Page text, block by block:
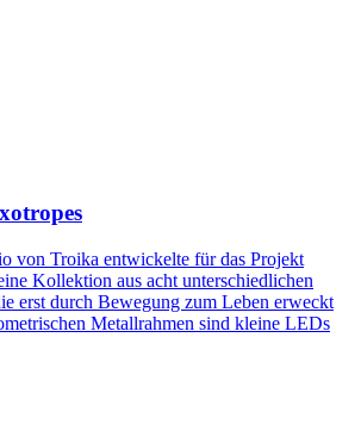
von Troika entwickelte für das Projekt
Kollektion aus acht unterschiedlichen
erst durch Bewegung zum Leben erweckt
Metallrahmen sind kleine LEDs